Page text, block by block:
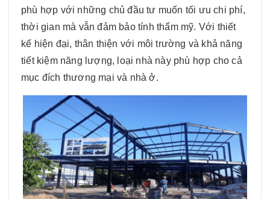
phù hợp với những chủ đầu tư muốn tối ưu chi phí,
thời gian mà vẫn đảm bảo tính thẩm mỹ. Với thiết
kế hiện đại, thân thiện với môi trường và khả năng
tiết kiệm năng lượng, loại nhà này phù hợp cho cả
mục đích thương mại và nhà ở.